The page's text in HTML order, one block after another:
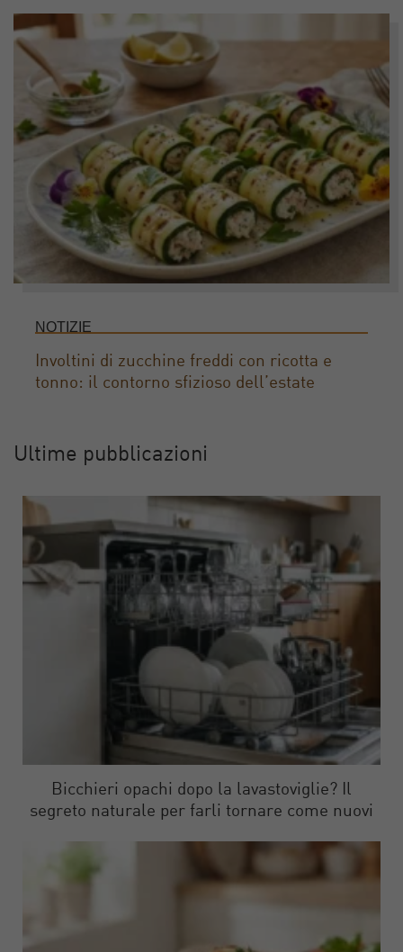
NOTIZIE
Involtini di zucchine freddi con ricotta e
tonno: il contorno sfizioso dell’estate
Ultime pubblicazioni
Bicchieri opachi dopo la lavastoviglie? Il
segreto naturale per farli tornare come nuovi